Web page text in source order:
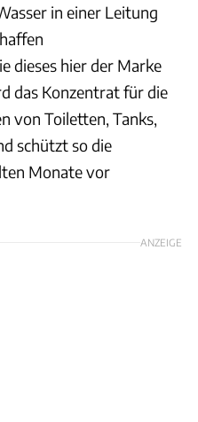
in einer Leitung
dieses hier der Marke
das Konzentrat für die
von Toiletten, Tanks,
schützt so die
Monate vor
ANZEIGE